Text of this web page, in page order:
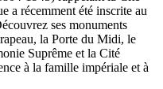
a récemment été inscrite au
ses monuments
la Porte du Midi, le
Suprême et la Cité
à la famille impériale et à